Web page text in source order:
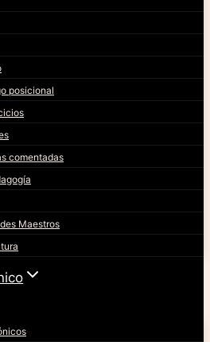
posicional
comentadas
Maestros